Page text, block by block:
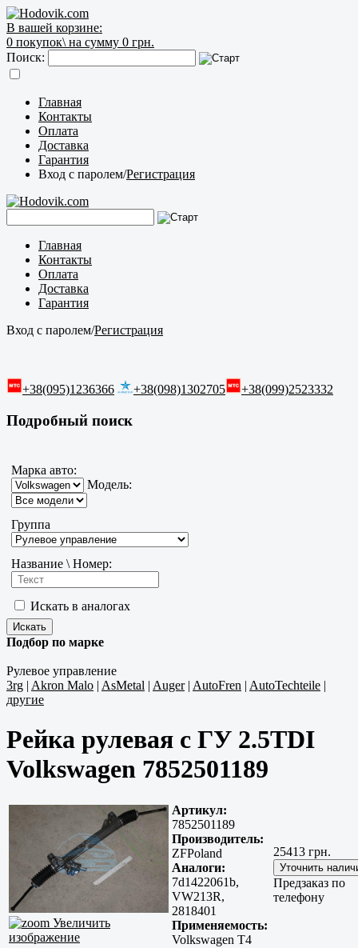
В вашей корзине:
0 покупок\ на сумму 0 грн.
Поиск:
Главная
Контакты
Оплата
Доставка
Гарантия
Вход с паролем/Регистрация
Главная
Контакты
Оплата
Доставка
Гарантия
Вход с паролем/Регистрация
+38(095)1236366 +38(098)1302705 +38(099)2523332
Подробный поиск
Марка авто:
Модель:
Группа
Название \ Номер:
Искать в аналогах
Подбор по марке
Рулевое управление
3rg | Akron Malo | AsMetal | Auger| AutoFren | AutoTechteile |
другие
Рейка рулевая с ГУ 2.5TDI
Volkswagen 7852501189
Увеличить
изображение
Артикул:
7852501189
Производитель:
ZFPoland
Аналоги:
7d1422061b,
VW213R,
2818401
Применяемость:
Volkswagen T4
25413 грн.
Предзаказ по
телефону